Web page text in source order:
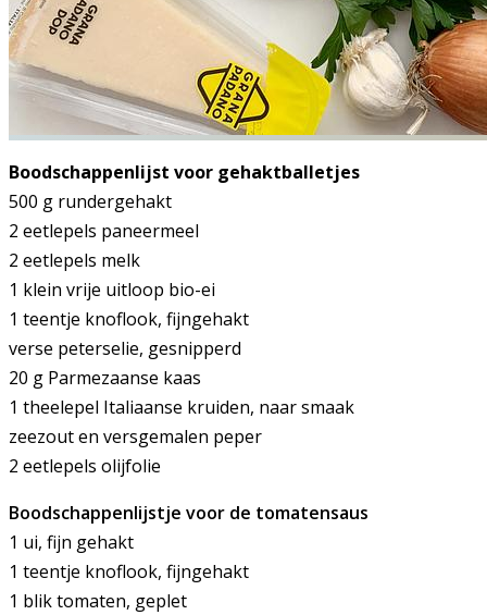
Boodschappenlijst voor gehaktballetjes
500 g rundergehakt
2 eetlepels paneermeel
2 eetlepels melk
1 klein vrije uitloop bio-ei
1 teentje knoflook, fijngehakt
verse peterselie, gesnipperd
20 g Parmezaanse kaas
1 theelepel Italiaanse kruiden, naar smaak
zeezout en versgemalen peper
2 eetlepels olijfolie
Boodschappenlijstje voor de tomatensaus
1 ui, fijn gehakt
1 teentje knoflook, fijngehakt
1 blik tomaten, geplet